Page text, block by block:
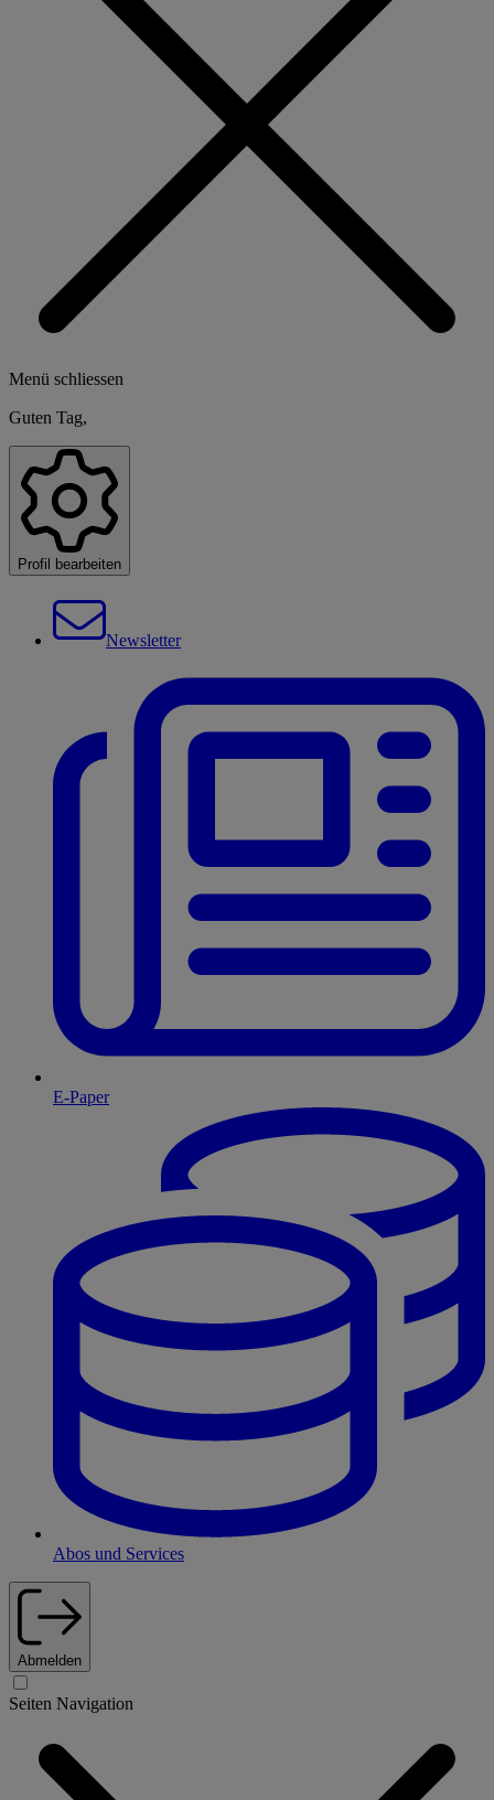
Menü schliessen
Guten Tag,
Profil bearbeiten
Newsletter
E-Paper
Abos und Services
Abmelden
Seiten Navigation